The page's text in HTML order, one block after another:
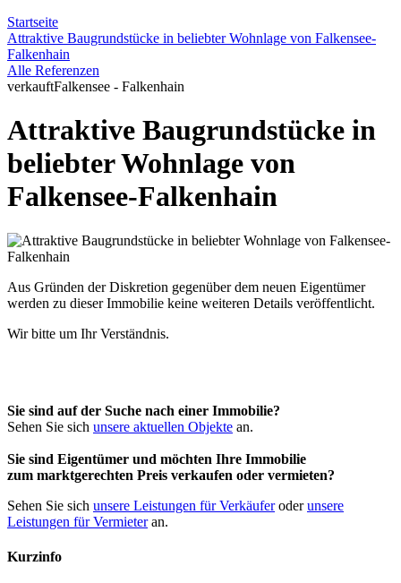
Startseite
Attraktive Baugrundstücke in beliebter Wohnlage von Falkensee-
Falkenhain
Alle Referenzen
verkauftFalkensee - Falkenhain
Attraktive Baugrundstücke in
beliebter Wohnlage von
Falkensee-Falkenhain
Aus Gründen der Diskretion gegenüber dem neuen Eigentümer
werden zu dieser Immobilie keine weiteren Details veröffentlicht.
Wir bitte um Ihr Verständnis.
Sie sind auf der Suche nach einer Immobilie?
Sehen Sie sich unsere aktuellen Objekte an.
Sie sind Eigentümer und möchten Ihre Immobilie
zum marktgerechten Preis verkaufen oder vermieten?
Sehen Sie sich unsere Leistungen für Verkäuferoderunsere
Leistungen für Vermieteran.
Kurzinfo